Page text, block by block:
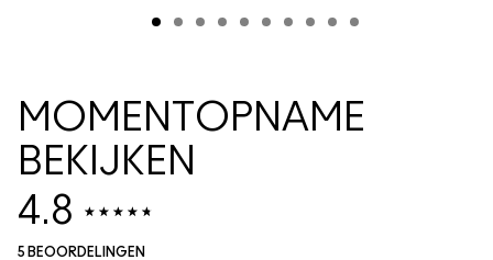
MOMENTOPNAME
BEKIJKEN
4.8
5 BEOORDELINGEN